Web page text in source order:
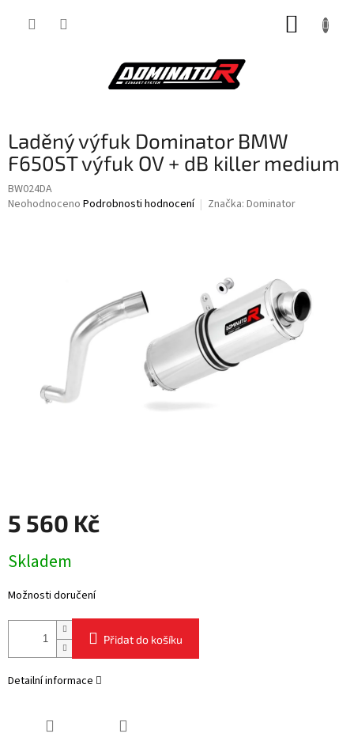
Laděný výfuk Dominator BMW
F650ST výfuk OV + dB killer medium
BW024DA
Průměrné
Neohodnoceno Podrobnosti hodnocení Značka: Dominator
5 560 Kč
cena:
Skladem
Možnosti doručení
Přidat do košíku
Detailní informace